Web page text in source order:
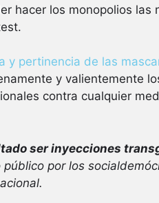
hacer los monopolios las
y pertinencia de las
y valientemente
contra cualquier
ser inyecciones
por los